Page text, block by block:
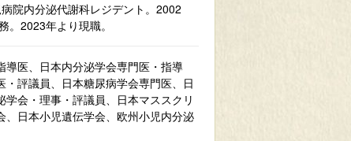
院内分泌代謝科レジデント。2002
2023年より現職。
医、日本内分泌学会専門医・指導
評議員、日本糖尿病学会専門医、日
会・理事・評議員、日本マススクリ
日本小児遺伝学会、欧州小児内分泌